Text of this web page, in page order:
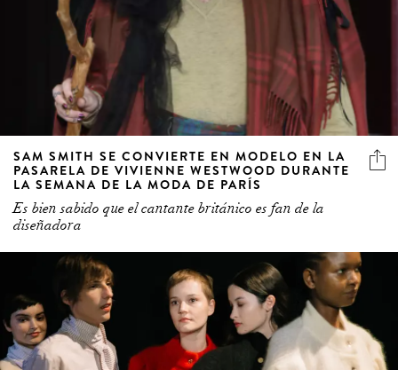
SAM SMITH SE CONVIERTE EN MODELO EN LA
PASARELA DE VIVIENNE WESTWOOD DURANTE
LA SEMANA DE LA MODA DE PARÍS
Es bien sabido que el cantante británico es fan de la
diseñadora